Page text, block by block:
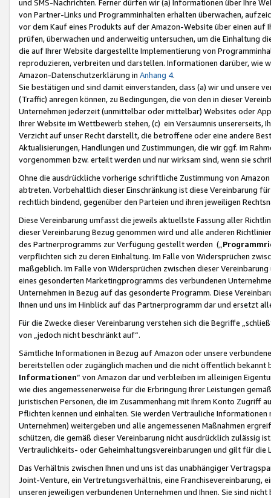
und SMS-Nachrichten. Ferner dürfen wir (a) Informationen über Ihre
von Partner-Links und Programminhalten erhalten überwachen,
vor dem Kauf eines Produkts auf der Amazon-Website über einen
prüfen, überwachen und anderweitig untersuchen, um die Einhaltung
die auf Ihrer Website dargestellte Implementierung von
reproduzieren, verbreiten und darstellen. Informationen darüber, wie
Amazon-Datenschutzerklärung in Anhang 4.
Sie bestätigen und sind damit einverstanden, dass (a) wir und
(Traffic) anregen können, zu Bedingungen, die von den in dieser
Unternehmen jederzeit (unmittelbar oder mittelbar) Websites oder
Ihrer Website im Wettbewerb stehen, (c) ein Versäumnis unsererseits,
Verzicht auf unser Recht darstellt, die betroffene oder eine andere
Aktualisierungen, Handlungen und Zustimmungen, die wir ggf. im
vorgenommen bzw. erteilt werden und nur wirksam sind, wenn sie
Ohne die ausdrückliche vorherige schriftliche Zustimmung von
abtreten. Vorbehaltlich dieser Einschränkung ist diese Vereinbarung
rechtlich bindend, gegenüber den Parteien und ihren jeweiligen
Diese Vereinbarung umfasst die jeweils aktuellste Fassung aller
dieser Vereinbarung Bezug genommen wird und alle anderen
des Partnerprogramms zur Verfügung gestellt werden („
verpflichten sich zu deren Einhaltung. Im Falle von Widersprüchen
maßgeblich. Im Falle von Widersprüchen zwischen dieser
eines gesonderten Marketingprogramms des verbundenen
Unternehmen in Bezug auf das gesonderte Programm. Diese
Ihnen und uns im Hinblick auf das Partnerprogramm dar und ersetzt
Für die Zwecke dieser Vereinbarung verstehen sich die Begriffe
von „jedoch nicht beschränkt auf“.
Sämtliche Informationen in Bezug auf Amazon oder unsere
bereitstellen oder zugänglich machen und die nicht öffentlich
Informationen“ von Amazon dar und verbleiben im alleinigen
wie dies angemessenerweise für die Erbringung Ihrer Leistungen
juristischen Personen, die im Zusammenhang mit Ihrem Konto
Pflichten kennen und einhalten. Sie werden Vertrauliche
Unternehmen) weitergeben und alle angemessenen Maßnahmen
schützen, die gemäß dieser Vereinbarung nicht ausdrücklich zulässig
Vertraulichkeits- oder Geheimhaltungsvereinbarungen und gilt für die
Das Verhältnis zwischen Ihnen und uns ist das unabhängiger
Joint-Venture, ein Vertretungsverhältnis, eine Franchisevereinbarung,
unseren jeweiligen verbundenen Unternehmen und Ihnen. Sie sind